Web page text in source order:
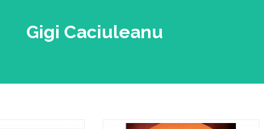
Gigi Caciuleanu